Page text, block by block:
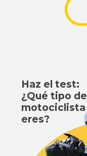
Haz el test:
¿Qué tipo de
motociclista
eres?